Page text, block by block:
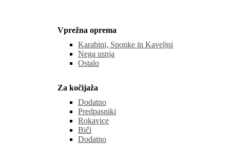
Vprežna oprema
Karabini, Sponke in Kaveljni
Nega usnja
Ostalo
Za kočijaža
Dodatno
Predpasniki
Rokavice
Biči
Dodatno